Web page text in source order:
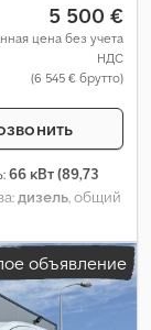
5 500 €
цена без учета
НДС
(6 545 € брутто)
66 кВт (89,73
дизель, общий
грузового
753 мм, ширина
ABS,
объявление